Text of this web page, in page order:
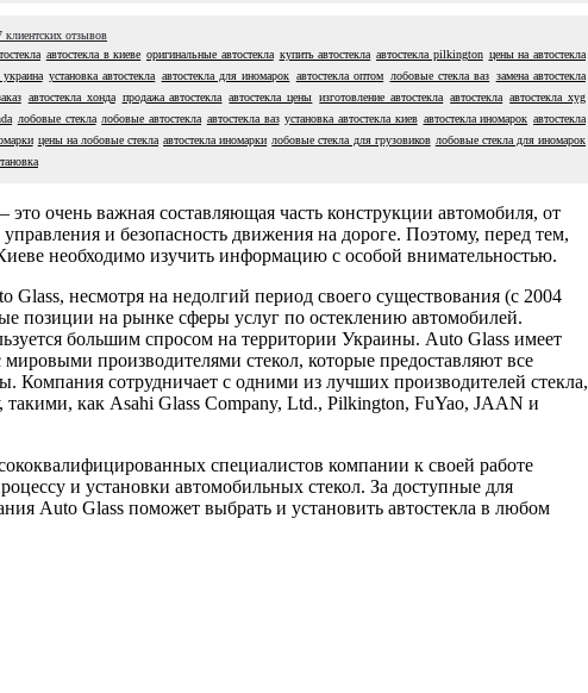
клиентских отзывов
автостекла в киеве оригинальные автостекла купить автостекла автостекла pilkington цены на автостекла
украина установка автостекла автостекла для иномарок автостекла оптом лобовые стекла ваз замена автостекла
автостекла хонда продажа автостекла автостекла цены изготовление автостекла автостекла автостекла xyg
лобовые стекла лобовые автостекла автостекла ваз установка автостекла киев автостекла иномарок автостекла
цены на лобовые стекла автостекла иномарки лобовые стекла для грузовиков лобовые стекла для иномарок
– это очень важная составляющая часть конструкции автомобиля, от
управления и безопасность движения на дороге. Поэтому, перед тем,
необходимо изучить информацию с особой внимательностью.
Glass, несмотря на недолгий период своего существования (с 2004
позиции на рынке сферы услуг по остеклению автомобилей.
большим спросом на территории Украины. Auto Glass имеет
производителями стекол, которые предоставляют все
Компания сотрудничает с одними из лучших производителей стекла,
такими, как Asahi Glass Company, Ltd., Pilkington, FuYao, JAAN и
специалистов компании к своей работе
и установки автомобильных стекол. За доступные для
Auto Glass поможет выбрать и установить автостекла в любом